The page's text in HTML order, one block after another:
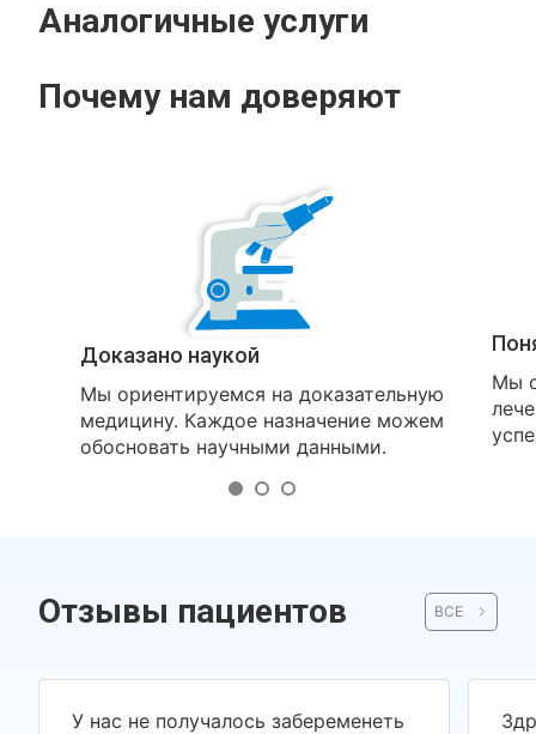
Аналогичные услуги
Почему нам доверяют
Доказано наукой
Мы ориентируемся на доказательную
медицину. Каждое назначение можем
обосновать научными данными.
Мы
Отзывы пациентов ВСЕ
У нас не получалось забеременеть